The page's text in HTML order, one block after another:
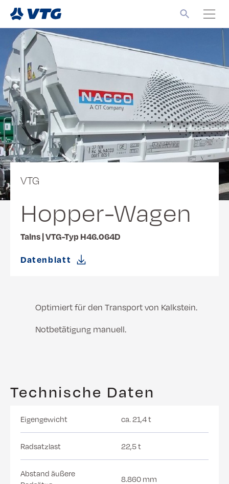
VTG
Hopper-Wagen
Talns | VTG-Typ H46.064D
Datenblatt
Optimiert für den Transport von Kalkstein.
Notbetätigung manuell.
Technische Daten
Eigengewicht ca. 21,4 t
Radsatzlast 22,5 t
Abstand äußere
8.860 mm